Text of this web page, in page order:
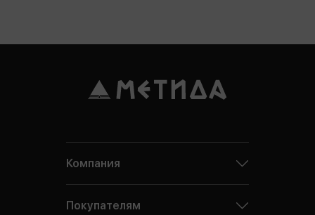
Компания
Покупателям